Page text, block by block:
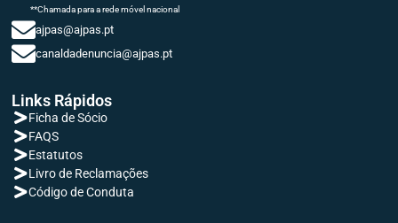
**Chamada para a rede móvel nacional
ajpas@ajpas.pt
canaldadenuncia@ajpas.pt
Links Rápidos
Ficha de Sócio
FAQS
Estatutos
Livro de Reclamações
Código de Conduta